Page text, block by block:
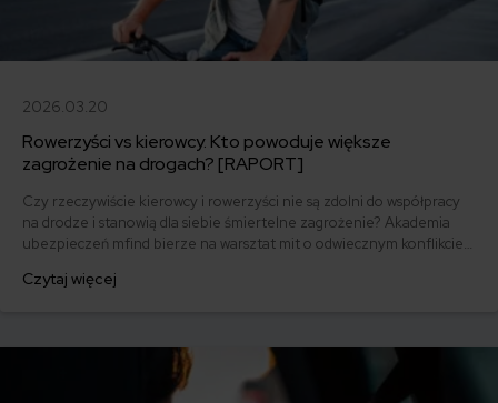
2026.03.20
Rowerzyści vs kierowcy. Kto powoduje większe
zagrożenie na drogach? [RAPORT]
Czy rzeczywiście kierowcy i rowerzyści nie są zdolni do współpracy
na drodze i stanowią dla siebie śmiertelne zagrożenie? Akademia
ubezpieczeń mfind bierze na warsztat mit o odwiecznym konflikcie
Czytaj więcej